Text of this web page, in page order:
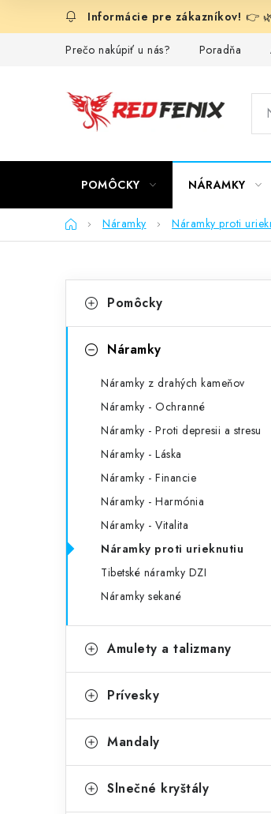
👉
Prečo nakúpiť u nás? Poradňa
POMÔCKY NÁRAMKY
DomovNáramky Náramky proti
o
e
l
kategórie
a
Pomôcky
Náramky
Náramky z drahých kameňov
Náramky - Ochranné
Náramky - Proti depresii a stresu
Náramky - Láska
Náramky - Financie
Náramky - Harmónia
Náramky - Vitalita
Náramky proti urieknutiu
Tibetské náramky DZI
Náramky sekané
Amulety a talizmany
Prívesky
Mandaly
Slnečné kryštály